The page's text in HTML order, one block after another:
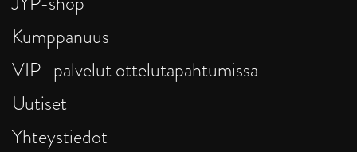
Kumppanuus
VIP -palvelut ottelutapahtumissa
Uutiset
Yhteystiedot